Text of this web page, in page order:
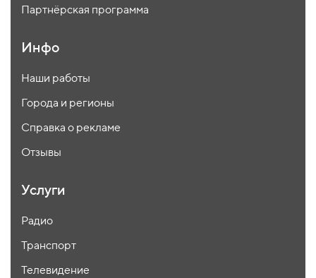
Партнёрская программа
Инфо
Наши работы
Города и регионы
Справка о рекламе
Отзывы
Услуги
Радио
Транспорт
Телевидение